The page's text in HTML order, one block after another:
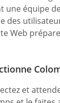
une équipe
des
Web
et